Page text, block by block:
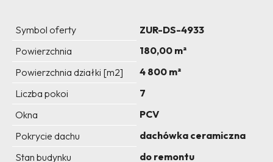
Symbol oferty
ZUR-DS-4933
Powierzchnia
180,00 m²
Powierzchnia działki [m2]
4 800 m²
Liczba pokoi
7
Okna
PCV
Pokrycie dachu
dachówka ceramiczna
Stan budynku
do remontu